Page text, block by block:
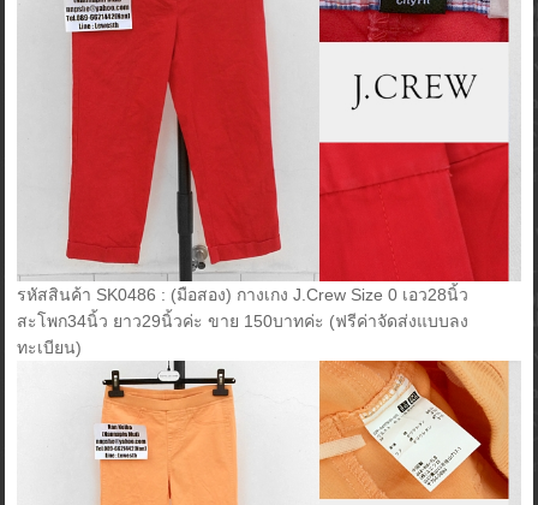
รหัสสินค้า SK0486 : (มือสอง) กางเกง J.Crew Size 0 เอว28นิ้ว
สะโพก34นิ้ว ยาว29นิ้วค่ะ ขาย 150บาทค่ะ (ฟรีค่าจัดส่งแบบลง
ทะเบียน)